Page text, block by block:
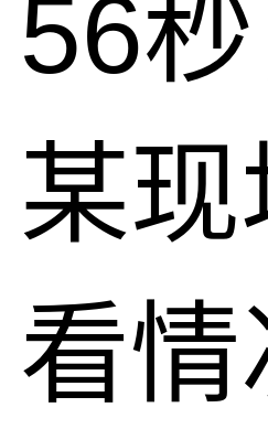
56
某
看